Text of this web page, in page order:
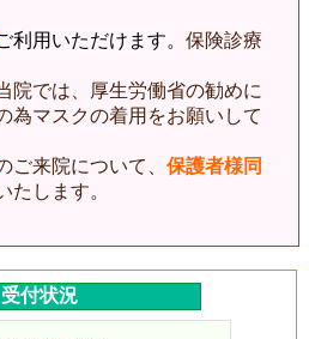
利用いただけます。 保険診療
院では、
厚生労働省の勧めに
為マスクの着用をお願いして
ご来院について、 保護者様同
たします。
受付状況